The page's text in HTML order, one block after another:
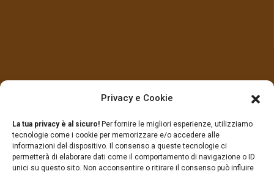
Privacy e Cookie
La tua privacy è al sicuro! Per fornire le migliori esperienze, utilizziamo
tecnologie come i cookie per memorizzare e/o accedere alle
informazioni del dispositivo. Il consenso a queste tecnologie ci
permetterà di elaborare dati come il comportamento di navigazione o ID
unici su questo sito. Non acconsentire o ritirare il consenso può influire
LINK UTILI
Prodotti Contatti
Chi Siamo Privacy Policy